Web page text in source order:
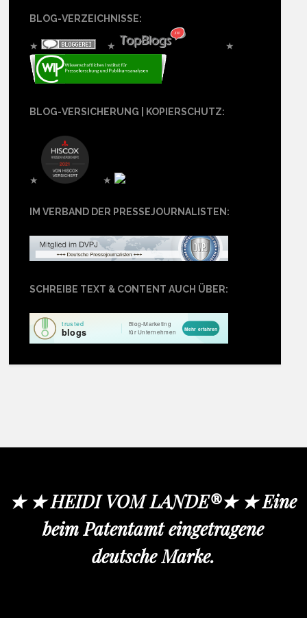
BLOG-VERZEICHNISSE:
★ ★ ★
BLOG-VERSICHERUNG | KOPIERSCHUTZ:
★ ★
IM VERBAND DER PRESSEJOURNALISTEN:
SCHREIBE TEXT & CONTENT AUCH ÜBER:
★ ★ HEIDI VOM LANDE®★ ★ Eine
beim Patentamt eingetragene
deutsche Marke.